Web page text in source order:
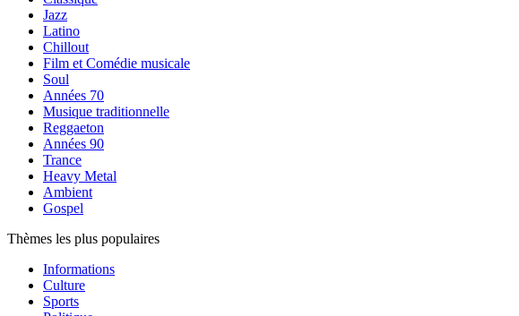
Jazz
Latino
Chillout
Film et Comédie musicale
Soul
Années 70
Musique traditionnelle
Reggaeton
Années 90
Trance
Heavy Metal
Ambient
Gospel
Thèmes les plus populaires
Informations
Culture
Sports